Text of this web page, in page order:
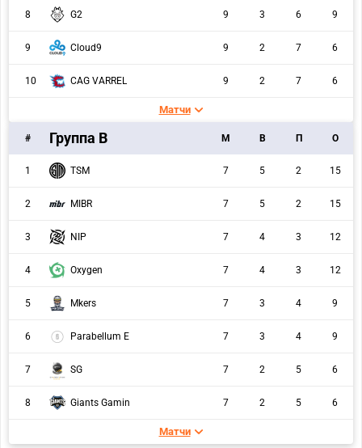
8 G2 9 3 6 9
9 Cloud9 9 2 7 6
10 CAG VARREL 9 2 7 6
Матчи
# Группа B M В П О
1 TSM 7 5 2 15
2 MIBR 7 5 2 15
3 NIP 7 4 3 12
4 Oxygen 7 4 3 12
5 Mkers 7 3 4 9
6 Parabellum E 7 3 4 9
7 SG 7 2 5 6
8 Giants Gamin 7 2 5 6
Матчи